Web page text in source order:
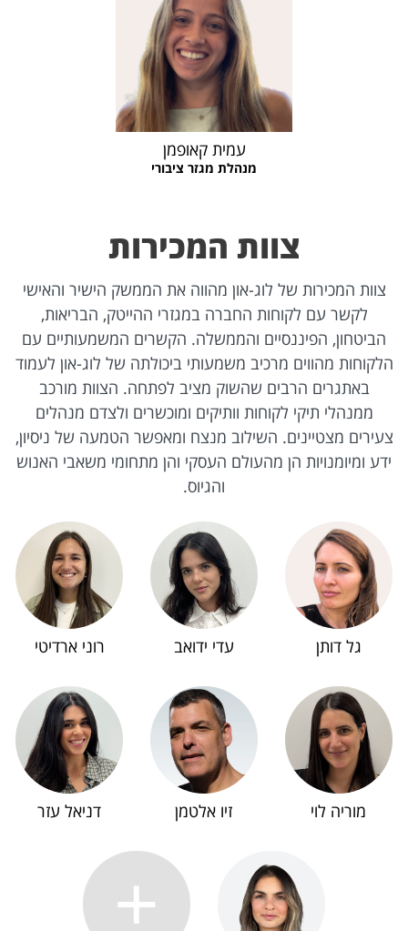
עמית קאופמן
מנהלת מגזר ציבורי
צוות המכירות
צוות המכירות של לוג-און מהווה את הממשק הישיר והאישי
לקשר עם לקוחות החברה במגזרי ההייטק, הבריאות,
הביטחון, הפיננסיים והממשלה. הקשרים המשמעותיים עם
הלקוחות מהווים מרכיב משמעותי ביכולתה של לוג-און לעמוד
באתגרים הרבים שהשוק מציב לפתחה. הצוות מורכב
ממנהלי תיקי לקוחות וותיקים ומוכשרים ולצדם מנהלים
צעירים מצטיינים. השילוב מנצח ומאפשר הטמעה של ניסיון,
ידע ומיומנויות הן מהעולם העסקי והן מתחומי משאבי האנוש
והגיוס.
גל דותן עדי ידואב רוני ארדיטי
מוריה לוי זיו אלטמן דניאל עזר